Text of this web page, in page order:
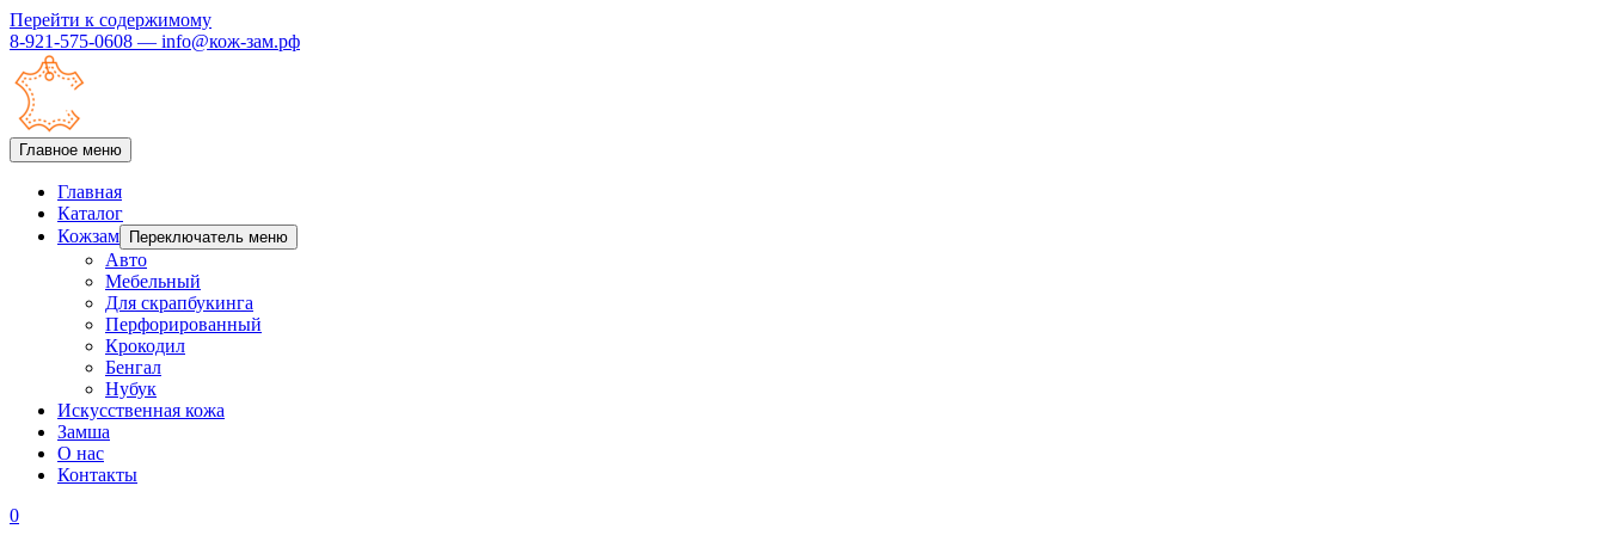
Перейти к содержимому
8-921-575-0608 — info@кож-зам.рф
Главное меню
Главная
Каталог
Кожзам
Переключатель меню
Авто
Мебельный
Для скрапбукинга
Перфорированный
Крокодил
Бенгал
Нубук
Искусственная кожа
Замша
О нас
Контакты
0